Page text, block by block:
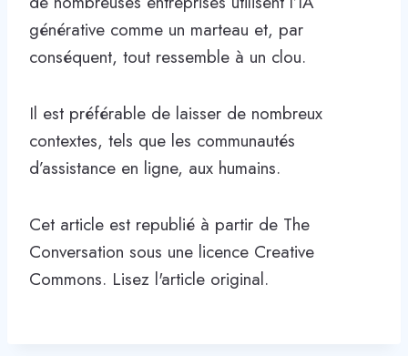
générative comme un marteau et, par
conséquent, tout ressemble à un clou.
Il est préférable de laisser de nombreux
contextes, tels que les communautés
d’assistance en ligne, aux humains.
Cet article est republié à partir de The
Conversation sous une licence Creative
Commons. Lisez l'article original.